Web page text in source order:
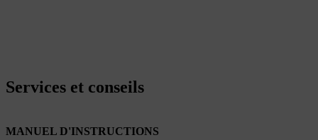
Services et conseils
MANUEL D'INSTRUCTIONS